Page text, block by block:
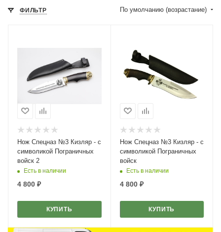
ФИЛЬТР По умолчанию (возрастание)
Нож Спецназ №3 Кизляр - с
символикой Пограничных
войск 2
Есть в наличии
4 800 ₽
КУПИТЬ
Нож Спецназ №3 Кизляр - с
символикой Пограничных
войск
Есть в наличии
4 800₽
КУПИТЬ